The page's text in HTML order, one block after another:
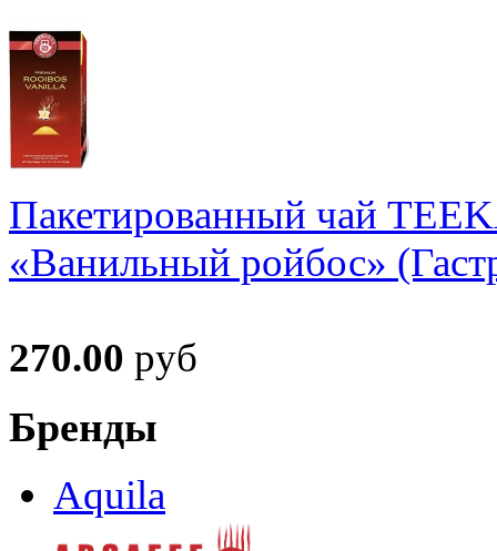
Пакетированный чай
«Ванильный ройбос»
270.00 руб
Бренды
Aquila